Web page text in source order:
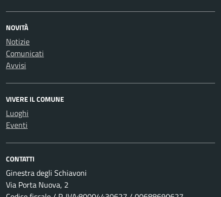
NOVITÀ
Notizie
Comunicati
Avvisi
VIVERE IL COMUNE
Luoghi
Eventi
CONTATTI
Ginestra degli Schiavoni
Via Porta Nuova, 2